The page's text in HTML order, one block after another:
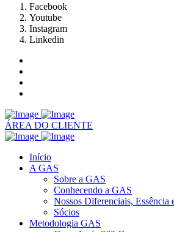
Facebook
Youtube
Instagram
Linkedin
ÁREA DO CLIENTE
Início
A GAS
Sobre a GAS
Conhecendo a GAS
Nossos Diferenciais, Essência
Sócios
Metodologia GAS